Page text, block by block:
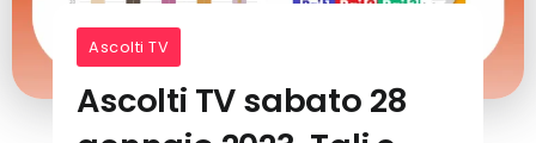
Ascolti TV
Ascolti TV sabato 28